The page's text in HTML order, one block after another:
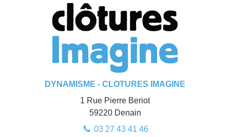
DYNAMISME - CLOTURES IMAGINE
1 Rue Pierre Beriot
59220 Denain
03 27 43 41 46